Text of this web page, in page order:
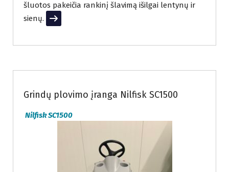
šluotos pakeičia rankinį šlavimą išilgai lentynų ir
sienų.
Read More
Nuomojama grindų valymo įranga
Grindų plovimo įranga Nilfisk SC1500
Nilfisk SC1500